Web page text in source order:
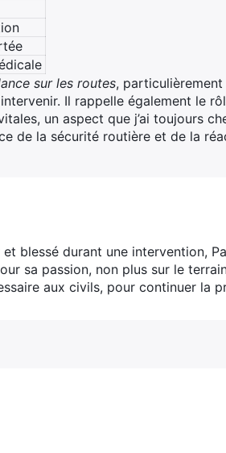
sur les routes,
Il rappelle également le
un aspect que j’ai toujours
de la sécurité routière et de la
blessé durant une intervention,
sa passion, non plus sur le
aux civils, pour continuer la